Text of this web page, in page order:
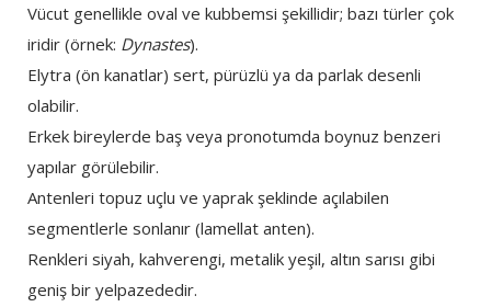
Vücut genellikle oval ve kubbemsi şekillidir; bazı türler çok
iridir (örnek: Dynastes).
Elytra (ön kanatlar) sert, pürüzlü ya da parlak desenli
olabilir.
Erkek bireylerde baş veya pronotumda boynuz benzeri
yapılar görülebilir.
Antenleri topuz uçlu ve yaprak şeklinde açılabilen
segmentlerle sonlanır (lamellat anten).
Renkleri siyah, kahverengi, metalik yeşil, altın sarısı gibi
geniş bir yelpazededir.